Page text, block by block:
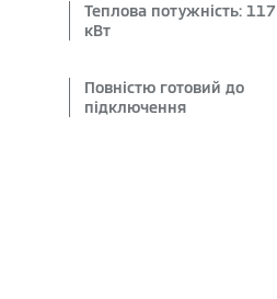
Теплова потужність: 117
кВт
Повністю готовий до
підключення